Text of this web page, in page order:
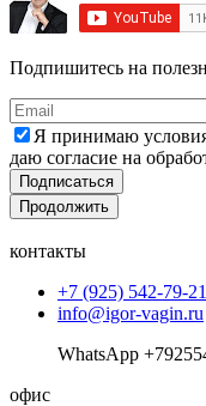
Подпишитесь на
Я принимаю
даю согласие на
Подписаться
Продолжить
контакты
+7 (925) 542-79-21
info@igor-vagin.ru
WhatsApp
офис